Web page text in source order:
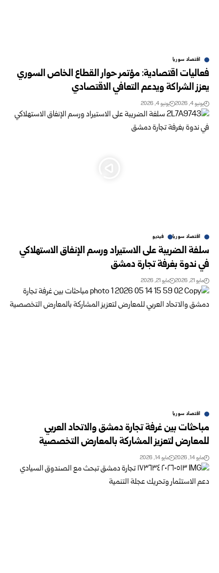
اقتصاد سوريا
فعاليات اقتصادية: مؤتمر حوار القطاع الخاص السوري
يعزز الشراكة ويدعم التعافي الاقتصادي
يونيو 4, 2026 يونيو 4, 2026
اقتصاد سوريا فيديو
سلفة الضريبة على الاستيراد ورسم الإنفاق الاستهلاكي
في ندوة بغرفة تجارة دمشق
مايو 21, 2026 مايو 21, 2026
اقتصاد سوريا
مباحثات بين غرفة تجارة دمشق والاتحاد العربي
للمعارض لتعزيز المشاركة بالمعارض التخصصية
مايو 14, 2026 مايو 14, 2026